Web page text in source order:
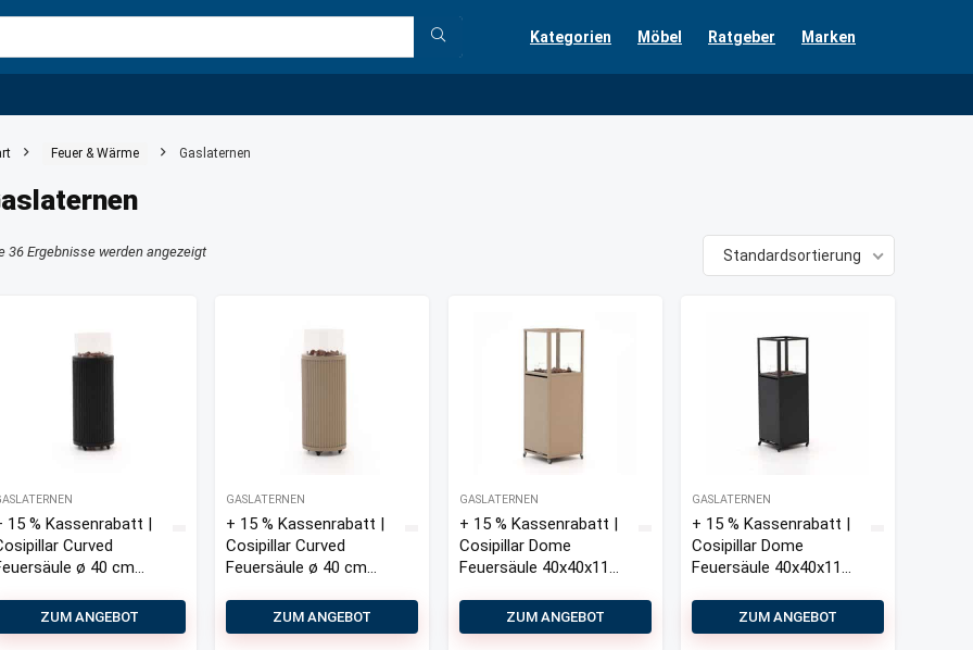
Kategorien Möbel Ratgeber Marken
Feuer & Wärme Gaslaternen
36 Ergebnisse werden angezeigt Standardsortierung
15 % Kassenrabatt |
Curved
ø 40 cm
ZUM ANGEBOT
GASLATERNEN
+ 15 % Kassenrabatt |
Cosipillar Curved
Feuersäule ø 40 cm
ZUM ANGEBOT
GASLATERNEN
+ 15 % Kassenrabatt |
Cosipillar Dome
Feuersäule 40x40x116
ZUM ANGEBOT
GASLATERNEN
+ 15 % Kassenrabatt |
Cosipillar Dome
Feuersäule 40x40x116
ZUM ANGEBOT